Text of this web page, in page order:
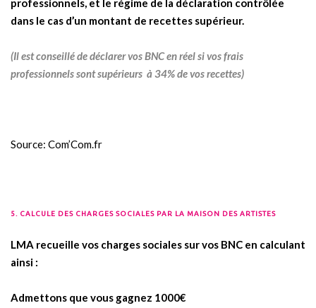
professionnels, et le régime de la déclaration contrôlée
dans le cas d’un montant de recettes supérieur.
(Il est conseillé de déclarer vos BNC en réel si vos frais
professionnelssont supérieurs à 34% de vos recettes)
Source: Com’Com.fr
5. CALCULE DES CHARGES SOCIALES PAR LA MAISON DES ARTISTES
LMA recueille vos charges sociales sur vos BNC en calculant
ainsi :
Admettons que vous gagnez 1000€